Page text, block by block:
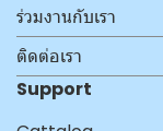
ร่วมงานกับเรา
ติดต่อเรา
Support